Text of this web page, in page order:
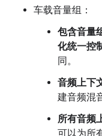
车载音量组：
包含音量
化统一控
同。
音频上下
建音频混
所有音频
可以为所